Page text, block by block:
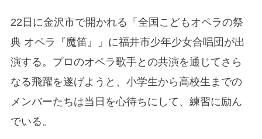
22日に金沢市で開かれる「全国こどもオペラの祭
典 オペラ『魔笛』」に福井市少年少女合唱団が出
演する。プロのオペラ歌手との共演を通じてさら
なる飛躍を遂げようと、小学生から高校生までの
メンバーたちは当日を心待ちにして、練習に励ん
でいる。